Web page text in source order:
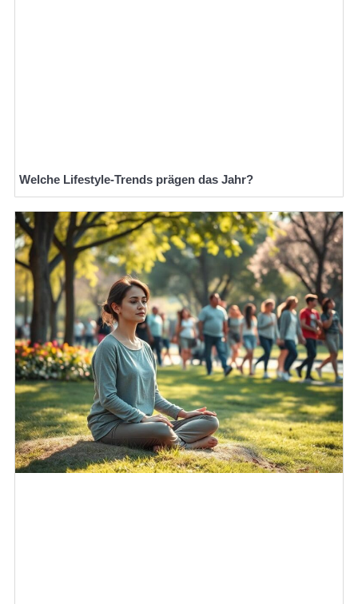
Welche Lifestyle-Trends prägen das Jahr?